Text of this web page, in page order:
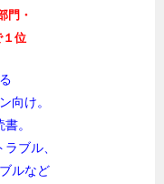
門・
１位
向け。
。
ブル、
ルなど